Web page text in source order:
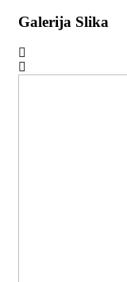
Galerija Slika